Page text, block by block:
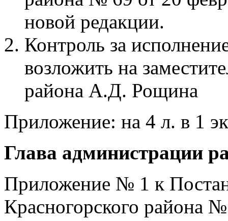
новой редакции.
Контроль за
возложить на
района А.Д. Рощина
Приложение: на 4 л. в 1
Глава администрации
Приложение № 1 к
Красногорского района